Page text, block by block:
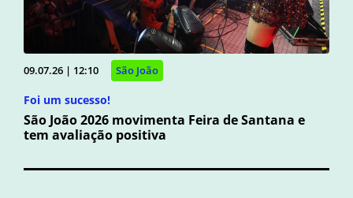
09.07.26 | 12:10 São João
Foi um sucesso!
São João 2026 movimenta Feira de Santana e
tem avaliação positiva